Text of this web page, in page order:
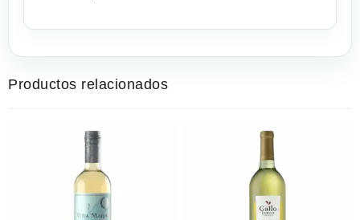
Productos relacionados